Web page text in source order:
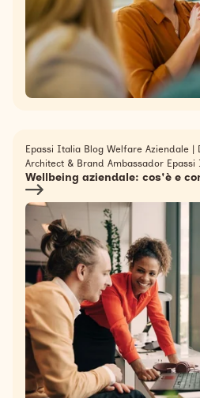
Epassi Italia Blog Welfare Aziendale
Architect & Brand Ambassador Epassi
Wellbeing aziendale: cos'è e